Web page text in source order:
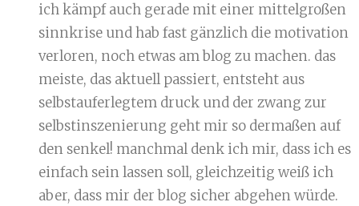
ich kämpf auch gerade mit einer mittelgroßen
sinnkrise und hab fast gänzlich die motivation
verloren, noch etwas am blog zu machen. das
meiste, das aktuell passiert, entsteht aus
selbstauferlegtem druck und der zwang zur
selbstinszenierung geht mir so dermaßen auf
den senkel! manchmal denk ich mir, dass ich es
einfach sein lassen soll, gleichzeitig weiß ich
aber, dass mir der blog sicher abgehen würde.